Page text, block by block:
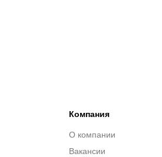
Компания
О компании
Вакансии